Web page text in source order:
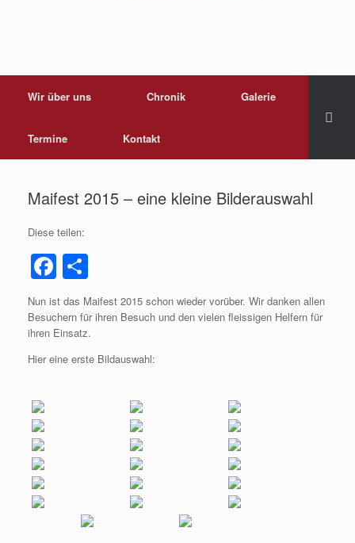
Wir über uns Chronik Galerie
Termine Kontakt
Maifest 2015 – eine kleine Bilderauswahl
Diese teilen:
F
a
c
e
b
eil
e
n
Nun ist das Maifest 2015 schon wieder vorüber. Wir danken allen
Besuchern für ihren Besuch und den vielen fleissigen Helfern für
ihren Einsatz.
Hier eine erste Bildauswahl: